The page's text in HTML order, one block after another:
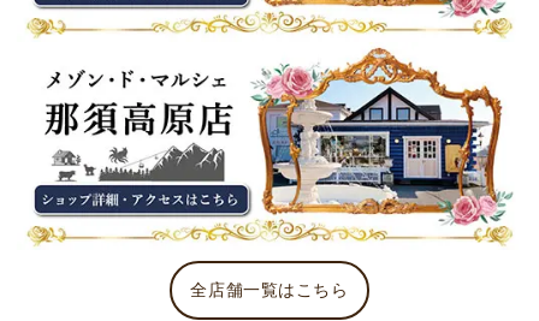
全店舗一覧はこちら